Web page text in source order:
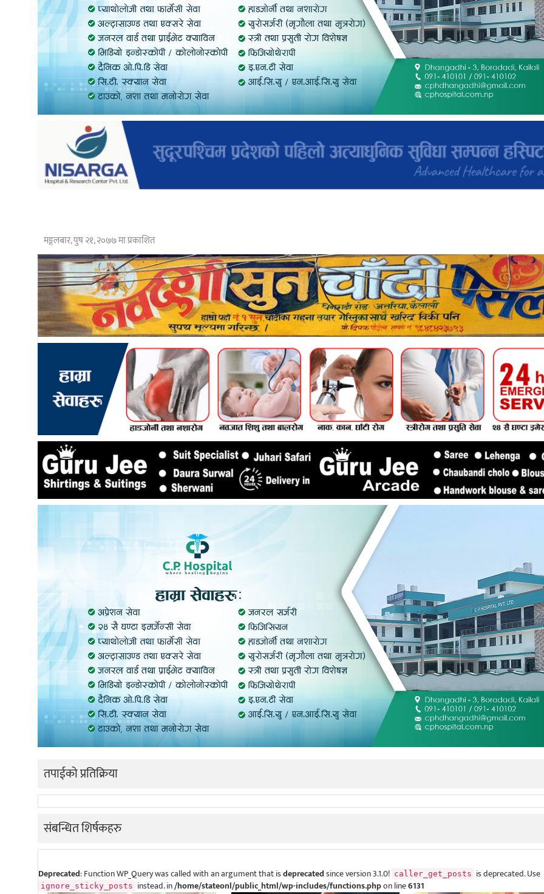
मङ्गलबार, पुष २१, २०७७ मा प्रकाशित
तपाईको प्रतिक्रिया
संबन्धित शिर्षकहरु
Deprecated: Function WP_Query was called with an argument that isdeprecatedsince version 3.1.0! caller_get_posts is deprecated. Use
ignore_sticky_posts instead. in/home/stateonl/public_html/wp-includes/functions.phpon line6131